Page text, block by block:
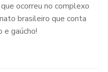
ocorreu no complexo
brasileiro que conta
e gaúcho!